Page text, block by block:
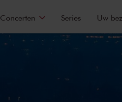
Concerten Series Uw